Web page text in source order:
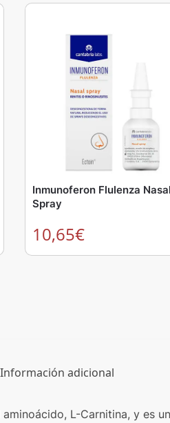
Inmunoferon Flulenza Nasal
Spray
10,65€
Información adicional
L-Carnitina, y es